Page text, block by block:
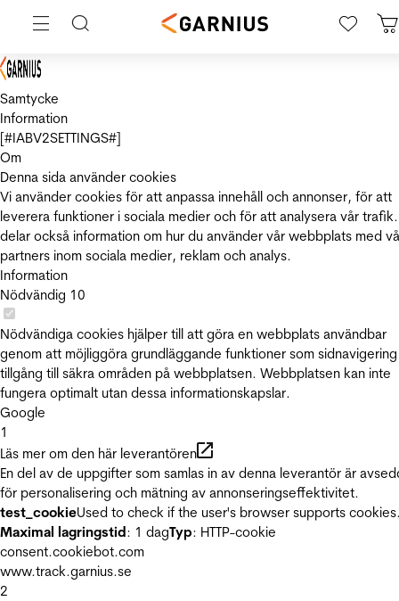
Samtycke
Information
[#IABV2SETTINGS#]
Om
Denna sida använder cookies
Vi använder cookies för att anpassa innehåll och annonser, för att
leverera funktioner i sociala medier och för att analysera vår
delar också information om hur du använder vår webbplats med
partners inom sociala medier, reklam och analys.
Information
Nödvändig 10
Nödvändiga cookies hjälper till att göra en webbplats användbar
genom att möjliggöra grundläggande funktioner som
tillgång till säkra områden på webbplatsen. Webbplatsen kan inte
fungera optimalt utan dessa informationskapslar.
Google
1
Läs mer om den här leverantören
En del av de uppgifter som samlas in av denna leverantör är
för personalisering och mätning av annonseringseffektivitet.
test_cookieUsed to check if the user's browser supports
Maximal lagringstid: 1 dagTyp: HTTP-cookie
consent.cookiebot.com
www.track.garnius.se
2